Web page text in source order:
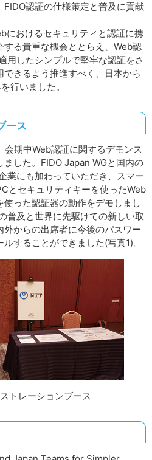
認証の仕様策定と普及に貢献
におけるセキュリティと認証に携
る貴重な機会ととらえ、Web認
用したシンプルで堅牢な認証をさ
きるよう推進すべく、日本から
行いました。
ース
期中Web認証に関するデモンス
ました。FIDO Japan WGと国内の
業にも加わっていただき、スマー
とセキュリティキーを使ったWeb
った認証器の動作をデモしまし
普及と世界に先駆けての新しい取
外からの出席者に今後のパスワー
することができました(写真1)。
トレーションブース